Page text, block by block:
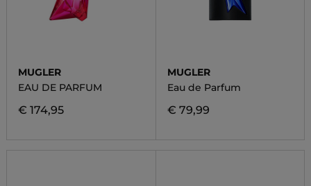
MUGLER
EAU DE PARFUM
€ 174,95
MUGLER
Eau de Parfum
€ 79,99